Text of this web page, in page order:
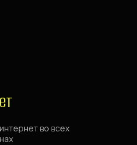
во всех